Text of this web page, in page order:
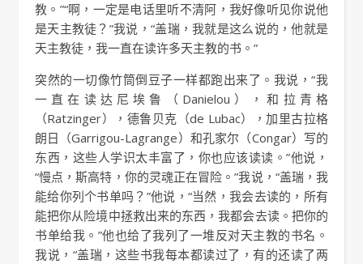
教。”“啊，一定是电话里听不清阿，我好像听见你说他
是天主教徒？”我说，“盖瑞，我就是这么说的，他就是
天主教徒，我一直在读许多天主教的书。”
突然的一切像竹筒倒豆子一样都跑出来了。我说，“我
一直在读达尼埃鲁（Danielou），和拉青格
（Ratzinger），德鲁贝克（de Lubac），加里古拉格
朗日（Garrigou-Lagrange）和孔家尔（Congar）写的
东西，这些人学识太丰富了，你也应该读读。”他说，
“慢点，斯高特，你的灵魂正在冒险。”我说，“盖瑞，我
能给你列个书单吗？”他说，“当然，我会去读的，所有
能把你从险境中拯救出来的东西，我都会去读。把你的
书单给我。”他也给了我列了一堆反对天主教的书名。
我说，“盖瑞，这些书我每本都读过了，有的还读了两